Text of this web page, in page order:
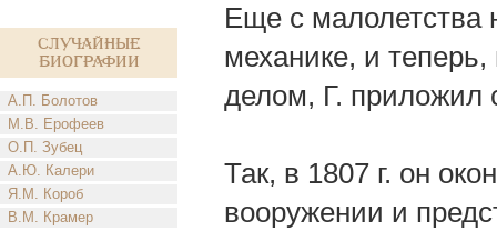
Случайные
биографии
А.П. Болотов
М.В. Ерофеев
О.П. Зубец
А.Ю. Калери
Я.М. Короб
В.М. Крамер
Еще с малолетства
механике, и
делом, Г. приложил
Так, в 1807 г. он
вооружении и